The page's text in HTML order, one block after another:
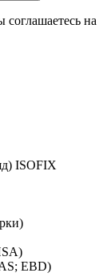
на
ISOFIX
EBD)